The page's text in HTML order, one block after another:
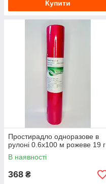
Купити
Простирадло одноразове в
рулоні 0.6х100 м рожеве 19 г
В наявності
368 ₴